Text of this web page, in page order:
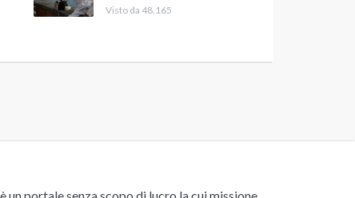
Visto da 48.165